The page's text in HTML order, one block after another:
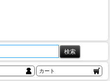
カート